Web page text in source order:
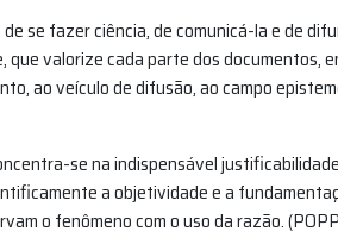
se fazer ciência, de comunicá-la e de
valorize cada parte dos documentos,
ao veículo de difusão, ao campo
se na indispensável
a objetividade e a
o fenômeno com o uso da razão.